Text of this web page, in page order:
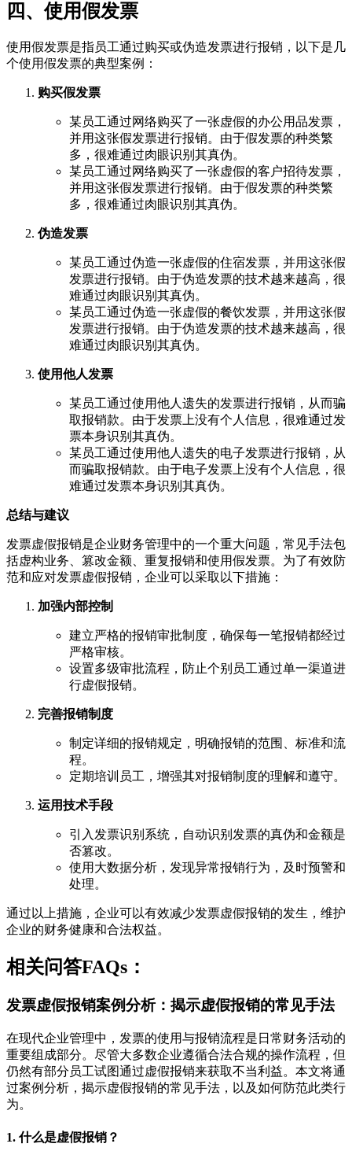
四、使用假发票
使用假发票是指员工通过购买或伪造发票进行报销，以下是几
个使用假发票的典型案例：
购买假发票
某员工通过网络购买了一张虚假的办公用品发票，
并用这张假发票进行报销。由于假发票的种类繁
多，很难通过肉眼识别其真伪。
某员工通过网络购买了一张虚假的客户招待发票，
并用这张假发票进行报销。由于假发票的种类繁
多，很难通过肉眼识别其真伪。
伪造发票
某员工通过伪造一张虚假的住宿发票，并用这张假
发票进行报销。由于伪造发票的技术越来越高，很
难通过肉眼识别其真伪。
某员工通过伪造一张虚假的餐饮发票，并用这张假
发票进行报销。由于伪造发票的技术越来越高，很
难通过肉眼识别其真伪。
使用他人发票
某员工通过使用他人遗失的发票进行报销，从而骗
取报销款。由于发票上没有个人信息，很难通过发
票本身识别其真伪。
某员工通过使用他人遗失的电子发票进行报销，从
而骗取报销款。由于电子发票上没有个人信息，很
难通过发票本身识别其真伪。
总结与建议
发票虚假报销是企业财务管理中的一个重大问题，常见手法包
括虚构业务、篡改金额、重复报销和使用假发票。为了有效防
范和应对发票虚假报销，企业可以采取以下措施：
加强内部控制
建立严格的报销审批制度，确保每一笔报销都经过
严格审核。
设置多级审批流程，防止个别员工通过单一渠道进
行虚假报销。
完善报销制度
制定详细的报销规定，明确报销的范围、标准和流
程。
定期培训员工，增强其对报销制度的理解和遵守。
运用技术手段
引入发票识别系统，自动识别发票的真伪和金额是
否篡改。
使用大数据分析，发现异常报销行为，及时预警和
处理。
通过以上措施，企业可以有效减少发票虚假报销的发生，维护
企业的财务健康和合法权益。
相关问答FAQs：
发票虚假报销案例分析：揭示虚假报销的常见手法
在现代企业管理中，发票的使用与报销流程是日常财务活动的
重要组成部分。尽管大多数企业遵循合法合规的操作流程，但
仍然有部分员工试图通过虚假报销来获取不当利益。本文将通
过案例分析，揭示虚假报销的常见手法，以及如何防范此类行
为。
1. 什么是虚假报销？